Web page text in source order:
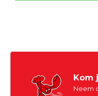
Kom
Neem